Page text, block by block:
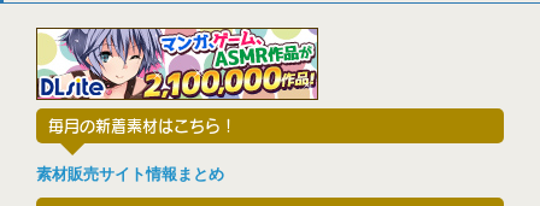
毎月の新着素材はこちら！
素材販売サイト情報まとめ